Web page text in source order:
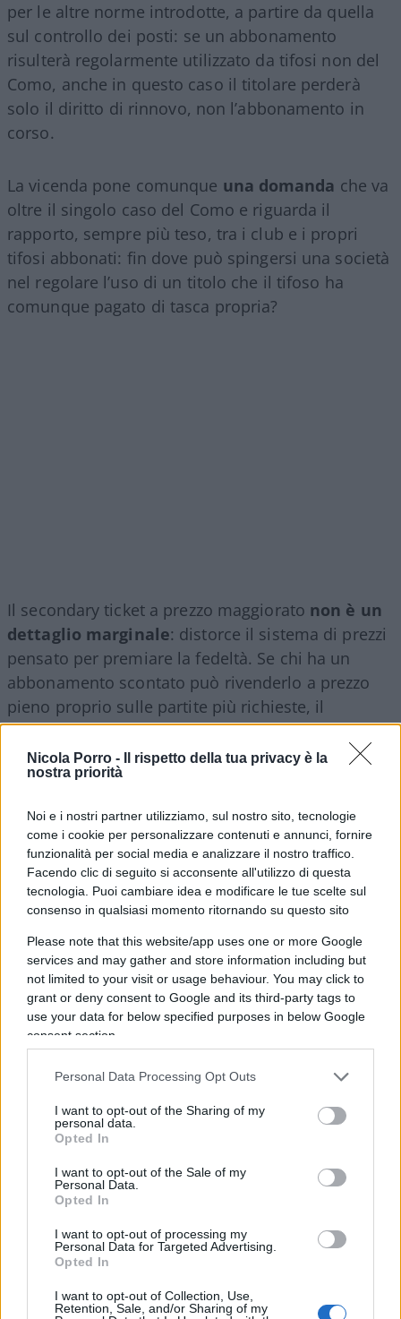
Nicola Porro -
Il rispetto della tua privacy è la
nostra priorità
Noi e i nostri partner utilizziamo, sul nostro sito, tecnologie
come i cookie per personalizzare contenuti e annunci, fornire
funzionalità per social media e analizzare il nostro traffico.
Facendo clic di seguito si acconsente all'utilizzo di questa
tecnologia. Puoi cambiare idea e modificare le tue scelte sul
consenso in qualsiasi momento ritornando su questo sito
Please note that this website/app uses one or more Google
services and may gather and store information including but
not limited to your visit or usage behaviour. You may click to
grant or deny consent to Google and its third-party tags to
use your data for below specified purposes in below Google
consent section.
Personal Data Processing Opt Outs
I want to opt-out of the Sharing of my
personal data.
Opted In
I want to opt-out of the Sale of my
Personal Data.
Opted In
I want to opt-out of processing my
Personal Data for Targeted Advertising.
Opted In
I want to opt-out of Collection, Use,
Retention, Sale, and/or Sharing of my
per le altre norme introdotte, a partire da quella
sul controllo dei posti: se un abbonamento
risulterà regolarmente utilizzato da tifosi non del
Como, anche in questo caso il titolare perderà
solo il diritto di rinnovo, non l’abbonamento in
corso.
La vicenda pone comunque una domanda che va
oltre il singolo caso del Como e riguarda il
rapporto, sempre più teso, tra i club e i propri
tifosi abbonati: fin dove può spingersi una società
nel regolare l’uso di un titolo che il tifoso ha
comunque pagato di tasca propria?
Il secondary ticket a prezzo maggiorato non è un
dettaglio marginale: distorce il sistema di prezzi
pensato per premiare la fedeltà. Se chi ha un
abbonamento scontato può rivenderlo a prezzo
pieno proprio sulle partite più richieste, il
vantaggio economico pensato per il tifoso diventa
uno strumento di arbitraggio nelle mani di pochi e
la società perde ricavi che altrimenti incasserebbe
biglietti. Da questo punto di vista, il tentativo di
tutelarsi può essere comprensibile.
Il chiarimento di Suwarso attenua la misura, ma
assenze — tre, secondo la prima formulazione —
continua a non distinguere tra chi specula
sistematicamente rivendendo il proprio posto ai
match più attesi e chi, semplicemente, non può
essere presente per lavoro, salute o altri impegni
legittimi. Perdere il diritto di rinnovo è una
resta comunque una sanzione e il rischio è che
colpisca il tifoso onesto tanto quanto lo
speculatore.